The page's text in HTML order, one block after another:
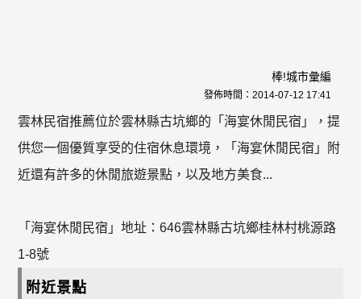
棒!城市彙編
發佈時間： 2014-07-12 17:41
雲林民宿推薦位於雲林縣古坑鄉的「海宴休閒民宿」，提
供您一個優質享受的住宿休息環境，「海宴休閒民宿」附
近還有許多的休閒旅遊景點，以及地方美食...
「海宴休閒民宿」地址：646雲林縣古坑鄉桂林村桃源路
1-8號
附近景點